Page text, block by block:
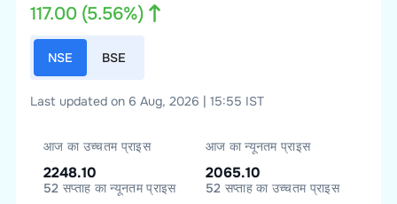
117.00(5.56%)
NSE BSE
Last updated on 6 Aug, 2026 | 15:55 IST
आज का उच्चतम प्राइस
2248.10
आज का न्यूनतम प्राइस
2065.10
52 सप्ताह का न्यूनतम प्राइस 52 सप्ताह का उच्चतम प्राइस